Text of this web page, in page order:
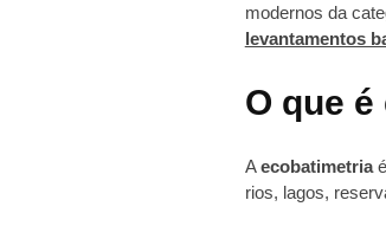
modernos da
levantamentos
O que
Aecobatimetriaé
rios, lagos,